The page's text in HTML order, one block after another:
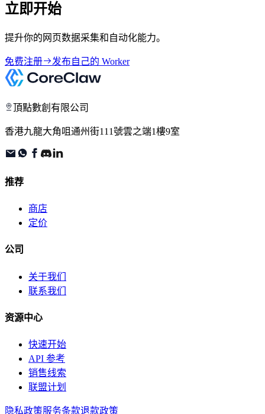
立即开始
提升你的网页数据采集和自动化能力。
免费注册 发布自己的 Worker
頂點數創有限公司
香港九龍大角咀通州街111號雲之端1樓9室
推荐
商店
定价
公司
关于我们
联系我们
资源中心
快速开始
API 参考
销售线索
联盟计划
隐私政策服务条款退款政策